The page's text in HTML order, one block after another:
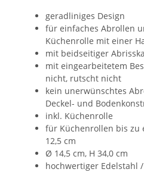
geradliniges Design
für einfaches Abrollen
Küchenrolle mit einer
mit beidseitiger
mit eingearbeitetem
nicht, rutscht nicht
kein unerwünschtes
Deckel- und
inkl. Küchenrolle
für Küchenrollen bis zu
12,5 cm
Ø 14,5 cm, H 34,0 cm
hochwertiger Edelstahl